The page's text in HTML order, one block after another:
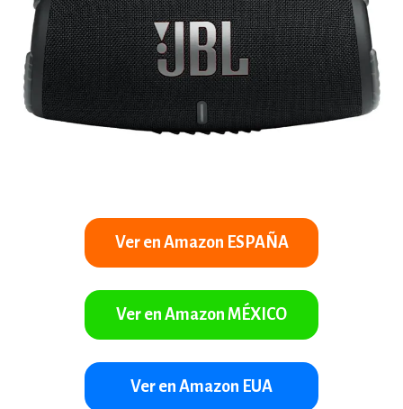
Ver en Amazon ESPAÑA
Ver en Amazon MÉXICO
Ver en Amazon EUA